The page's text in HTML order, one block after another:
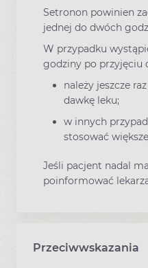
Setronon powinien
jednej do dwóch
W przypadku
godziny po przyjęciu
należy jeszcze
dawkę leku;
w innych
stosować
Jeśli pacjent nadal
poinformować
Przeciwwskazania